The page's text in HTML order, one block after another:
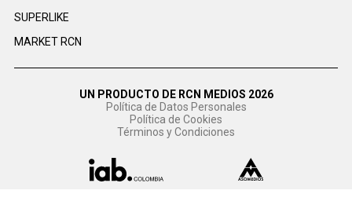
SUPERLIKE
MARKET RCN
UN PRODUCTO DE RCN MEDIOS 2026
Política de Datos Personales
Política de Cookies
Términos y Condiciones